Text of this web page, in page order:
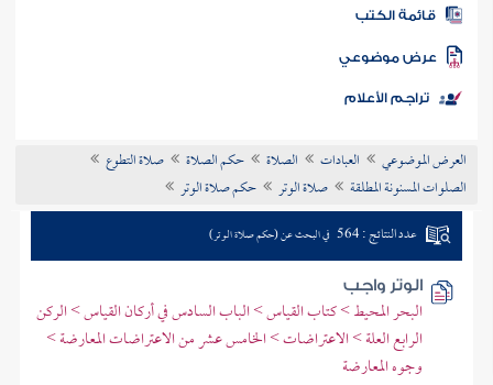
المكتبة
الكتب
موضوعي
تراجم الأعلام
العرض الموضوعي العبادات الصلاة حكم الصلاة
صلاة التطوع
الصلوات المسنونة المطلقة
صلاة الوتر حكم صلاة الوتر
عدد النتائج : 564 في البحث عن (حكم صلاة الوتر)
الوتر واجب
البحر المحيط > كتاب القياس > الباب السادس في أركان القياس > الركن
الرابع العلة > الاعتراضات > الخامس عشر من الاعتراضات المعارضة >
وجوه المعارضة